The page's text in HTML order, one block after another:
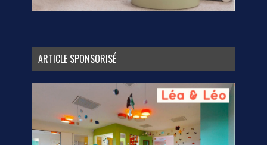
ARTICLE SPONSORISÉ